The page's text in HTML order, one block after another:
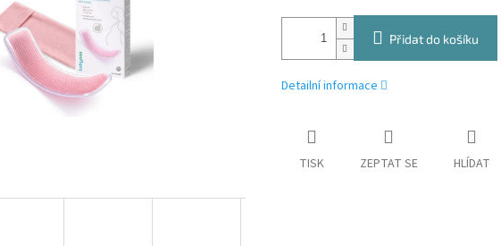
Přidat do košíku
Detailní informace
TISK ZEPTAT SE HLÍDAT